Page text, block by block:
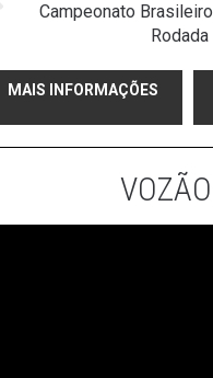
Campeonato Brasileiro
MAIS INFORMAÇÕES
VOZÃO